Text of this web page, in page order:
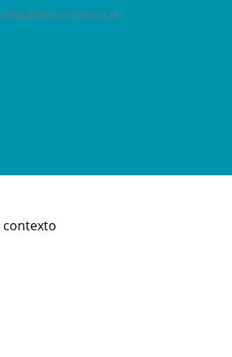
dalila@dpaconsultoria.pt